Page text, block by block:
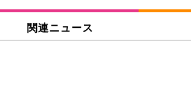
関連ニュース